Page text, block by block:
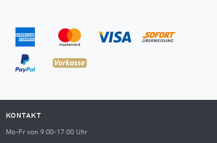
KONTAKT
Mo-Fr von 9:00-17:00 Uhr